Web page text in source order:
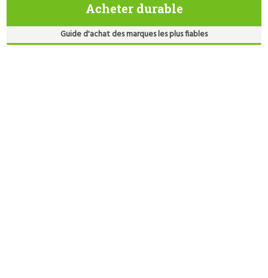
Acheter durable
Guide d'achat des marques les plus fiables